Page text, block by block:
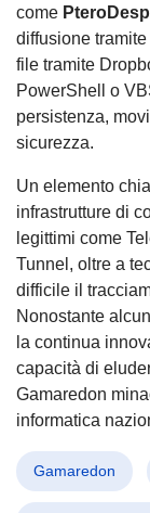
come
diffusione
file tramite
PowerShell o
persistenza,
sicurezza.
Un elemento
infrastrutture di
legittimi come
Tunnel, oltre a
difficile il
Nonostante
la continua
capacità di
Gamaredon
informatica
Gamaredon